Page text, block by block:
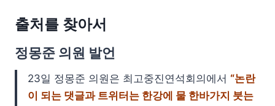
출처를 찾아서
정몽준 의원 발언
23일 정몽준 의원은 최고중진연석회의에서 “논란
이 되는 댓글과 트위터는 한강에 물 한바가지 붓는